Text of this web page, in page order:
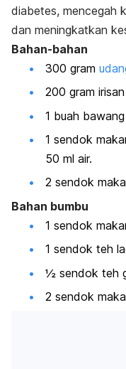
diabetes, mencegah
dan meningkatkan
Bahan-bahan
300 gram
200 gram
1 buah
1 sendok
50 ml air.
2 sendok
Bahan bumbu
1 sendok
1 sendok teh
½ sendok teh
2 sendok